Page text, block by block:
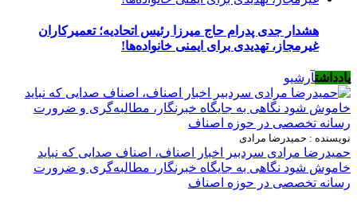
هشدار جدی پدرام حاج میرزا رئیس اتحادیه؛ تعمیرکاران
غیرمجاز، تهدیدی برای ایمنی خانواده‌ها!
یادداشتآرشیو
نویسنده : حمیدرضا مرادی
حمیدرضا مرادی سردبیر اخبار اصناف، اصناف صدایی که نباید
خاموش شود نگاهی به جایگاه خبرنگار، مطالبه‌گری و ضرورت
رسانه تخصصی در حوزه اصناف